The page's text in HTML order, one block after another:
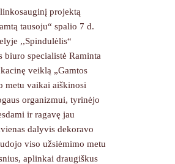
projektą
tausoju“ spalio 7 d.
,,Spindulėlis“
biuro specialistė Raminta
veiklą „Gamtos
metu vaikai aiškinosi
organizmui, tyrinėjo
ir ragavę jau
dalyvis dekoravo
viso užsiėmimo metu
aplinkai draugiškus